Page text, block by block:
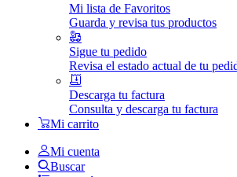
Mi lista de Favoritos
Guarda y revisa tus productos
Sigue tu pedido
Revisa el estado actual de tu
Descarga tu factura
Consulta y descarga tu factura
Mi carrito
Mi cuenta
Buscar